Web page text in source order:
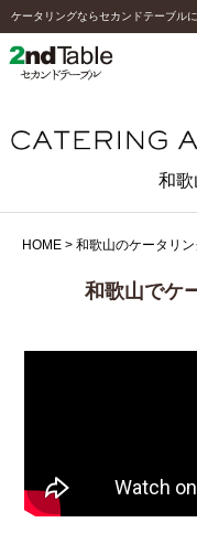
ケータリングならセカンドテーブル
和
HOME > 和歌山のケータリ
和歌山でケ